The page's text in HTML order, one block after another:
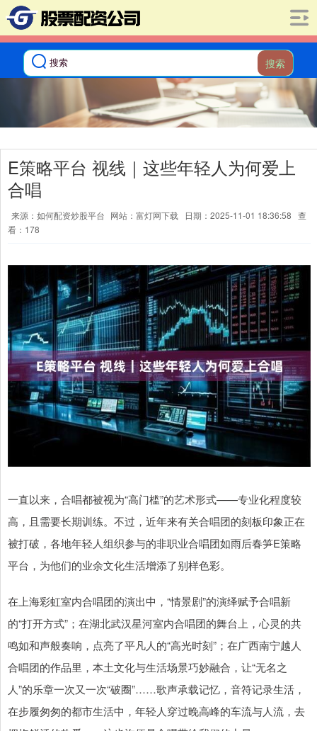
搜索
E策略平台 视线｜这些年轻人为何爱上
合唱
来源：如何配资炒股平台 网站：富灯网下载 日期：2025-11-01 18:36:58 查
看：178
一直以来，合唱都被视为“高门槛”的艺术形式——专业化程度较
高，且需要长期训练。不过，近年来有关合唱团的刻板印象正在
被打破，各地年轻人组织参与的非职业合唱团如雨后春笋E策略
平台，为他们的业余文化生活增添了别样色彩。
在上海彩虹室内合唱团的演出中，“情景剧”的演绎赋予合唱新
的“打开方式”；在湖北武汉星河室内合唱团的舞台上，心灵的共
鸣如和声般奏响，点亮了平凡人的“高光时刻”；在广西南宁越人
合唱团的作品里，本土文化与生活场景巧妙融合，让“无名之
人”的乐章一次又一次“破圈”……歌声承载记忆，音符记录生活，
在步履匆匆的都市生活中，年轻人穿过晚高峰的车流与人流，去